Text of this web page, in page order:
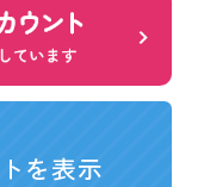
を表示